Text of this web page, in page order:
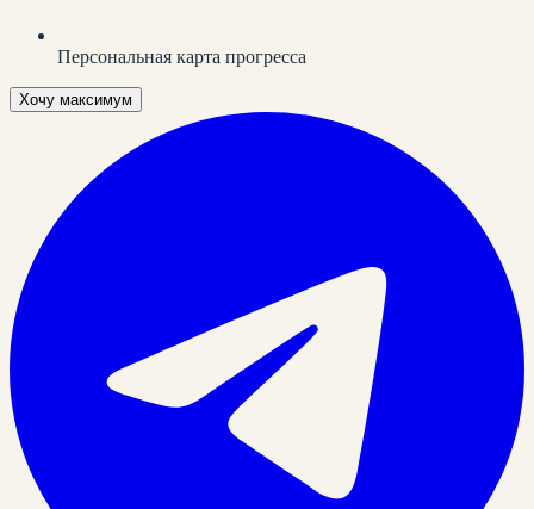
Персональная карта прогресса
Хочу максимум